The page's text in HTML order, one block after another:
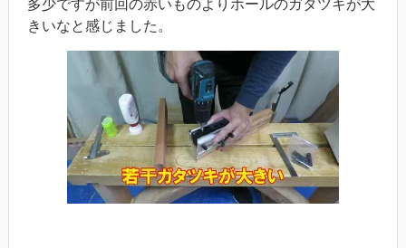
多少ですが前回の赤いものよりホールのガタツキが大
きいなと感じました。